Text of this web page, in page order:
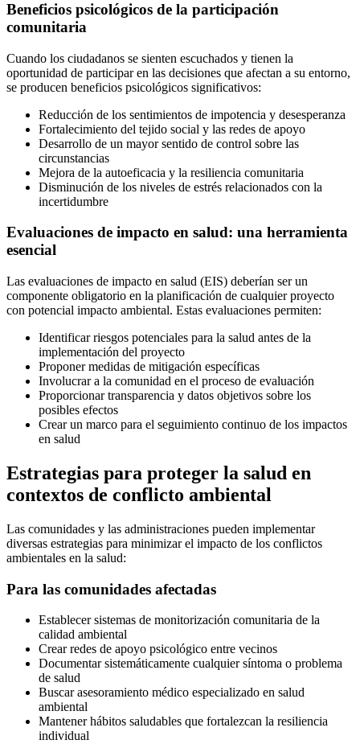
Beneficios psicológicos de la participación
comunitaria
Cuando los ciudadanos se sienten escuchados y tienen la
oportunidad de participar en las decisiones que afectan a su entorno,
se producen beneficios psicológicos significativos:
Reducción de los sentimientos de impotencia y desesperanza
Fortalecimiento del tejido social y las redes de apoyo
Desarrollo de un mayor sentido de control sobre las
circunstancias
Mejora de la autoeficacia y la resiliencia comunitaria
Disminución de los niveles de estrés relacionados con la
incertidumbre
Evaluaciones de impacto en salud: una herramienta
esencial
Las evaluaciones de impacto en salud (EIS) deberían ser un
componente obligatorio en la planificación de cualquier proyecto
con potencial impacto ambiental. Estas evaluaciones permiten:
Identificar riesgos potenciales para la salud antes de la
implementación del proyecto
Proponer medidas de mitigación específicas
Involucrar a la comunidad en el proceso de evaluación
Proporcionar transparencia y datos objetivos sobre los
posibles efectos
Crear un marco para el seguimiento continuo de los impactos
en salud
Estrategias para proteger la salud en
contextos de conflicto ambiental
Las comunidades y las administraciones pueden implementar
diversas estrategias para minimizar el impacto de los conflictos
ambientales en la salud:
Para las comunidades afectadas
Establecer sistemas de monitorización comunitaria de la
calidad ambiental
Crear redes de apoyo psicológico entre vecinos
Documentar sistemáticamente cualquier síntoma o problema
de salud
Buscar asesoramiento médico especializado en salud
ambiental
Mantener hábitos saludables que fortalezcan la resiliencia
individual